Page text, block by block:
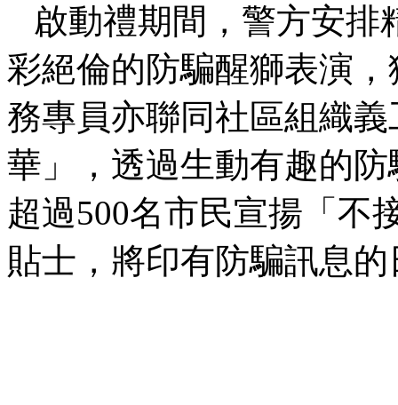
啟動禮期間，警方安排
彩絕倫的防騙醒獅表演
務專員亦聯同社區組織
華」，透過生動有趣的
超過500名市民宣揚「不
貼士，將印有防騙訊息